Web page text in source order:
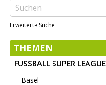
Erweiterte Suche
THEMEN
FUSSBALL SUPER LEAGUE
Basel